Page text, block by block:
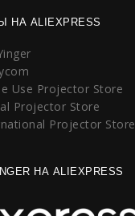
ALIEXPRESS
Use Projector Store
Projector Store
Projector Store
НА ALIEXPRESS